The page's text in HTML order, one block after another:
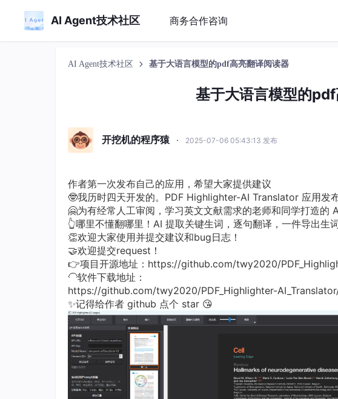
AI Agent技术社区 商务合作咨询
AI Agent技术社区 基于大语言模型的pdf高亮翻译阅读器
基于大语言模型的
开挖机的程序猿 · 2025-07-06 05:43:13 发布
作者第一次发布自己的应用，希望大家提供建议
🤓我历时四天开发的。PDF Highlighter-AI Translator 应用发
🤗为有经常人工审阅，学习英文文献需求的老师和同学打造的
👆哪里不懂翻哪里！AI 提取关键生词，逐句翻译，一件导出生
👏欢迎大家使用并提交建议和bug日志！
🤝欢迎提交request！
👉项目开源地址：https://github.com/twy2020/
🦲软件下载地址：
https://github.com/twy2020/PDF_Highlighter-
​✨记得给作者 github 点个 star 😘